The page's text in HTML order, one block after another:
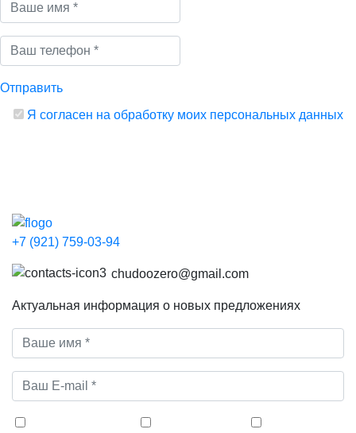
Отправить
Я согласен на обработку моих персональных данных
+7 (921) 759-03-94
chudoozero@gmail.com
Актуальная информация о новых предложениях